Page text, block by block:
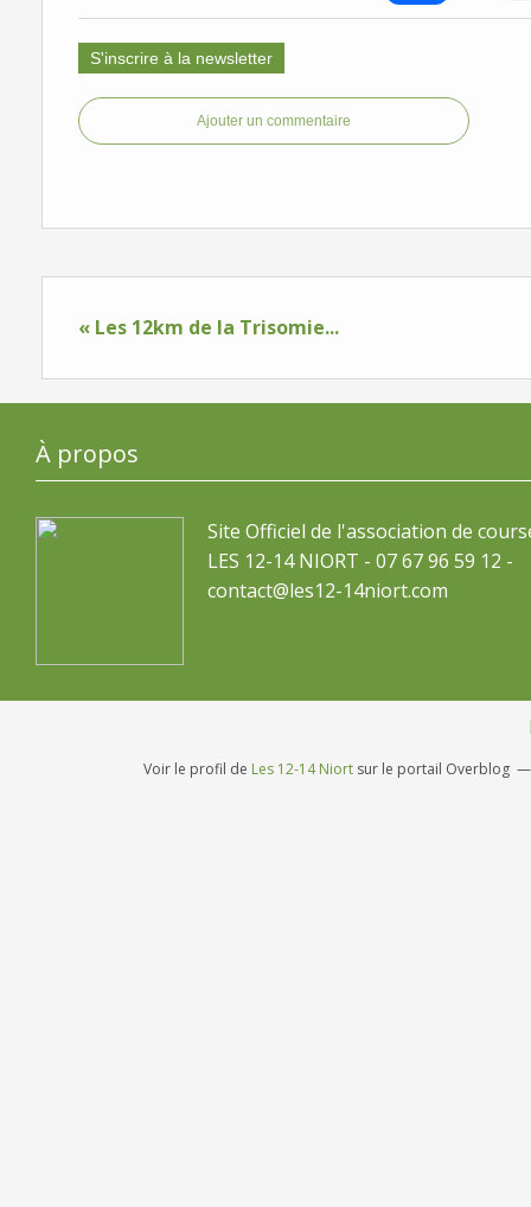
S'inscrire à la newsletter
Ajouter un commentaire
« Les 12km de la Trisomie...
À propos
Site Officiel de l'association de
LES 12-14 NIORT - 07 67 96 59 12 -
contact@les12-14niort.com
Voir le profil de Les 12-14 Niort sur le portail Overblog